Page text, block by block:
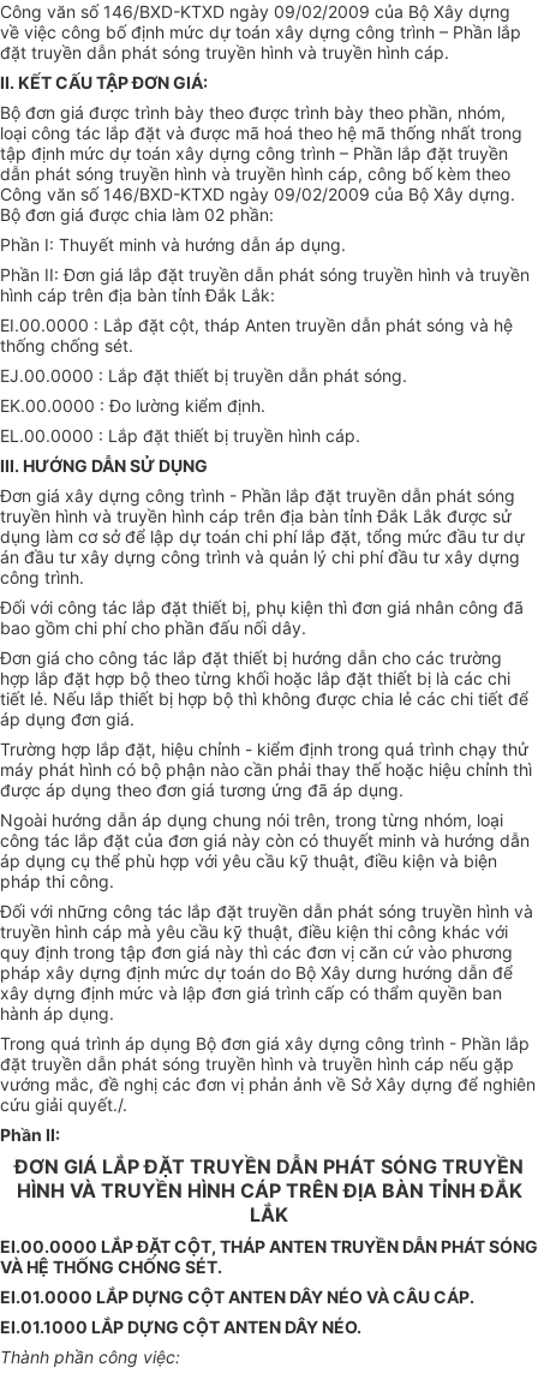
Công văn số 146/BXD-KTXD ngày 09/02/2009 của Bộ Xây dựng
về việc công bố định mức dự toán xây dựng công trình – Phần lắp
đặt truyền dẫn phát sóng truyền hình và truyền hình cáp.
II. KẾT CẤU TẬP ĐƠN GIÁ:
Bộ đơn giá được trình bày theo được trình bày theo phần, nhóm,
loại công tác lắp đặt và được mã hoá theo hệ mã thống nhất trong
tập định mức dự toán xây dựng công trình – Phần lắp đặt truyền
dẫn phát sóng truyền hình và truyền hình cáp, công bố kèm theo
Công văn số 146/BXD-KTXD ngày 09/02/2009 của Bộ Xây dựng.
Bộ đơn giá được chia làm 02 phần:
Phần I: Thuyết minh và hướng dẫn áp dụng.
Phần II: Đơn giá lắp đặt truyền dẫn phát sóng truyền hình và truyền
hình cáp trên địa bàn tỉnh Đắk Lắk:
EI.00.0000 : Lắp đặt cột, tháp Anten truyền dẫn phát sóng và hệ
thống chống sét.
EJ.00.0000 : Lắp đặt thiết bị truyền dẫn phát sóng.
EK.00.0000 : Đo lường kiểm định.
EL.00.0000 : Lắp đặt thiết bị truyền hình cáp.
III. HƯỚNG DẪN SỬ DỤNG
Đơn giá xây dựng công trình - Phần lắp đặt truyền dẫn phát sóng
truyền hình và truyền hình cáp trên địa bàn tỉnh Đắk Lắk được sử
dụng làm cơ sở để lập dự toán chi phí lắp đặt, tổng mức đầu tư dự
án đầu tư xây dựng công trình và quản lý chi phí đầu tư xây dựng
công trình.
Đối với công tác lắp đặt thiết bị, phụ kiện thì đơn giá nhân công đã
bao gồm chi phí cho phần đấu nối dây.
Đơn giá cho công tác lắp đặt thiết bị hướng dẫn cho các trường
hợp lắp đặt hợp bộ theo từng khối hoặc lắp đặt thiết bị là các chi
tiết lẻ. Nếu lắp thiết bị hợp bộ thì không được chia lẻ các chi tiết để
áp dụng đơn giá.
Trường hợp lắp đặt, hiệu chỉnh - kiểm định trong quá trình chạy thử
máy phát hình có bộ phận nào cần phải thay thế hoặc hiệu chỉnh thì
được áp dụng theo đơn giá tương ứng đã áp dụng.
Ngoài hướng dẫn áp dụng chung nói trên, trong từng nhóm, loại
công tác lắp đặt của đơn giá này còn có thuyết minh và hướng dẫn
áp dụng cụ thể phù hợp với yêu cầu kỹ thuật, điều kiện và biện
pháp thi công.
Đối với những công tác lắp đặt truyền dẫn phát sóng truyền hình và
truyền hình cáp mà yêu cầu kỹ thuật, điều kiện thi công khác với
quy định trong tập đơn giá này thì các đơn vị căn cứ vào phương
pháp xây dựng định mức dự toán do Bộ Xây dưng hướng dẫn để
xây dựng định mức và lập đơn giá trình cấp có thẩm quyền ban
hành áp dụng.
Trong quá trình áp dụng Bộ đơn giá xây dựng công trình - Phần lắp
đặt truyền dẫn phát sóng truyền hình và truyền hình cáp nếu gặp
vướng mắc, đề nghị các đơn vị phản ảnh về Sở Xây dựng để nghiên
cứu giải quyết./.
Phần II:
ĐƠN GIÁ LẮP ĐẶT TRUYỀN DẪN PHÁT SÓNG TRUYỀN
HÌNH VÀ TRUYỀN HÌNH CÁP TRÊN ĐỊA BÀN TỈNH ĐẮK
LẮK
EI.00.0000 LẮP ĐẶT CỘT, THÁP ANTEN TRUYỀN DẪN PHÁT SÓNG
VÀ HỆ THỐNG CHỐNG SÉT.
EI.01.0000 LẮP DỰNG CỘT ANTEN DÂY NÉO VÀ CÂU CÁP.
EI.01.1000 LẮP DỰNG CỘT ANTEN DÂY NÉO.
Thành phần công việc: